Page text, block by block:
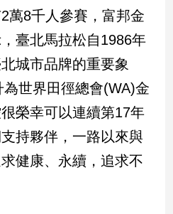
萬8千人參賽，富邦金
臺北馬拉松自1986年
城市品牌的重要象
世界田徑總會(WA)金
榮幸可以連續第17年
持夥伴，一路以來與
健康、永續，追求不